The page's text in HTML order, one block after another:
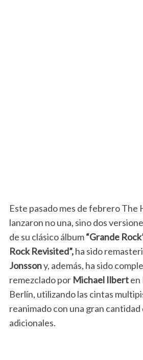
Este pasado mes de febrero The
lanzaron no una, sino dos
de su clásico álbum“Grande
Rock Revisited”,ha sido
Jonssony, además, ha sido
remezclado por Michael Ilberten
Berlín, utilizando las cintas
reanimado con una gran cantidad
adicionales.